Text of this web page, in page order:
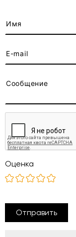
Оценка
Отправить